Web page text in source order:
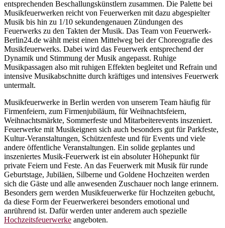
entsprechenden Beschallungskünstlern zusammen. Die Palette bei
Musikfeuerwerken reicht von Feuerwerken mit dazu abgespielter
Musik bis hin zu 1/10 sekundengenauen Zündungen des
Feuerwerks zu den Takten der Musik. Das Team von Feuerwerk-
Berlin24.de wählt meist einen Mittelweg bei der Choreografie des
Musikfeuerwerks. Dabei wird das Feuerwerk entsprechend der
Dynamik und Stimmung der Musik angepasst. Ruhige
Musikpassagen also mit ruhigen Effekten begleitet und Refrain und
intensive Musikabschnitte durch kräftiges und intensives Feuerwerk
untermalt.
Musikfeuerwerke in Berlin werden von unserem Team häufig für
Firmenfeiern, zum Firmenjubiläum, für Weihnachtsfeiern,
Weihnachtsmärkte, Sommerfeste und Mitarbeiterevents inszeniert.
Feuerwerke mit Musikeignen sich auch besonders gut für Parkfeste,
Kultur-Veranstaltungen, Schützenfeste und für Events und viele
andere öffentliche Veranstaltungen. Ein solide geplantes und
inszeniertes Musik-Feuerwerk ist ein absoluter Höhepunkt für
private Feiern und Feste. An das Feuerwerk mit Musik für runde
Geburtstage, Jubiläen, Silberne und Goldene Hochzeiten werden
sich die Gäste und alle anwesenden Zuschauer noch lange erinnern.
Besonders gern werden Musikfeuerwerke für Hochzeiten gebucht,
da diese Form der Feuerwerkerei besonders emotional und
anrührend ist. Dafür werden unter anderem auch spezielle
Hochzeitsfeuerwerke angeboten.